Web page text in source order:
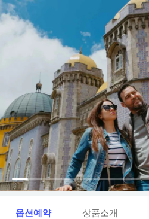
옵션예약 상품소개